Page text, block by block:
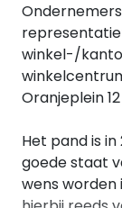
winkel-/
Oranjeplein
Het pand is
goede staat
wens worden